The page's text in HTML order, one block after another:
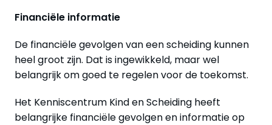
Financiële informatie
De financiële gevolgen van een scheiding kunnen
heel groot zijn. Dat is ingewikkeld, maar wel
belangrijk om goed te regelen voor de toekomst.
Het Kenniscentrum Kind en Scheiding heeft
belangrijke financiële gevolgen en informatie op